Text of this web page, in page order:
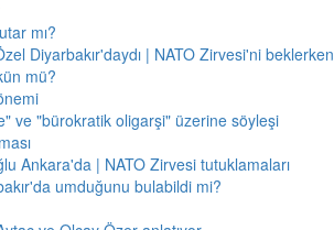
mı?
Diyarbakır'daydı | NATO Zirvesi'ni beklerken
mü?
ve "bürokratik oligarşi" üzerine söyleşi
Ankara'da | NATO Zirvesi tutuklamaları
umduğunu bulabildi mi?